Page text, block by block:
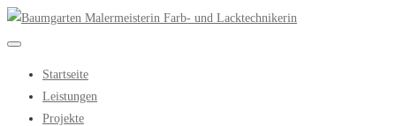
Startseite
Leistungen
Projekte